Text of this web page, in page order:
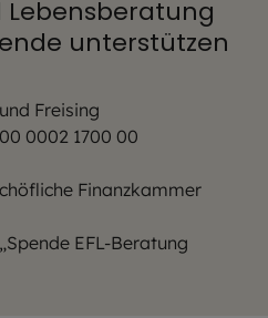
unterstützen
Freising
0002 1700 00
Finanzkammer
EFL-Beratung